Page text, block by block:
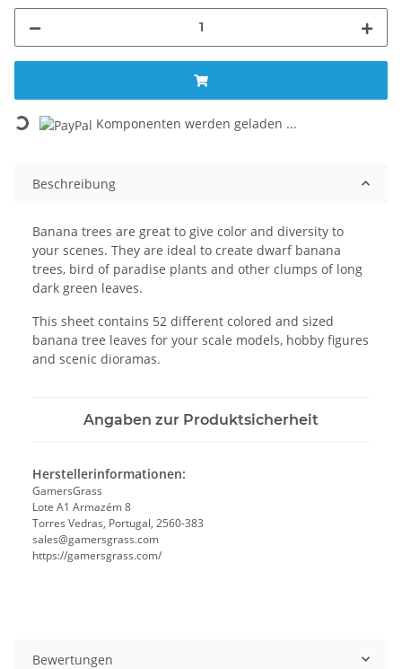
Loading... Komponenten werden geladen ...
Beschreibung
Banana trees are great to give color and diversity to
your scenes. They are ideal to create dwarf banana
trees, bird of paradise plants and other clumps of long
dark green leaves.
This sheet contains 52 different colored and sized
banana tree leaves for your scale models, hobby figures
and scenic dioramas.
Angaben zur Produktsicherheit
Herstellerinformationen:
GamersGrass
Lote A1 Armazém 8
Torres Vedras, Portugal, 2560-383
sales@gamersgrass.com
https://gamersgrass.com/
Bewertungen